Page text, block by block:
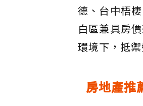
德、台中梧
白區兼具房
環境下，抵
房地產推